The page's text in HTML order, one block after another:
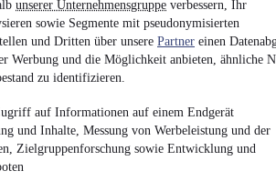
unserer Unternehmensgruppe verbessern, Ihr
sowie Segmente mit pseudonymisierten
und Dritten über unsere Partner einen
Werbung und die Möglichkeit anbieten, ähnliche
zu identifizieren.
auf Informationen auf einem Endgerät
und Inhalte, Messung von Werbeleistung und der
Zielgruppenforschung sowie Entwicklung und
schnell und einfach
App installieren